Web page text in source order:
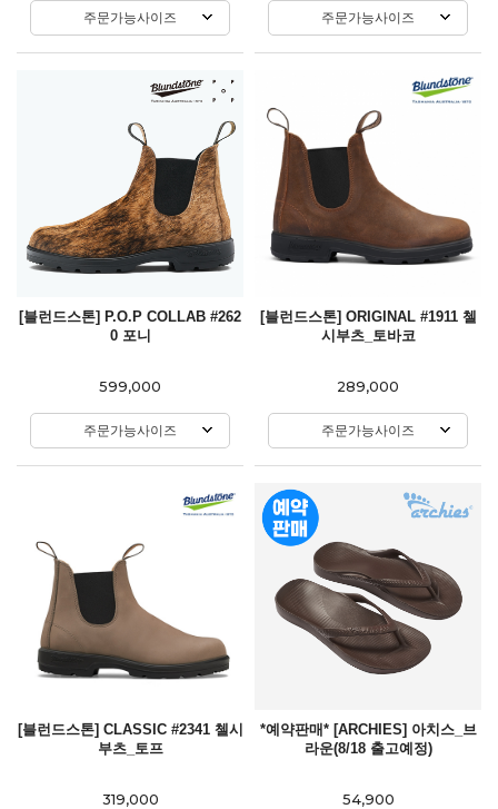
주문가능사이즈 주문가능사이즈
[블런드스톤] P.O.P COLLAB #262
0 포니
599,000
주문가능사이즈
[블런드스톤] ORIGINAL #1911 첼
시부츠_토바코
289,000
주문가능사이즈
[블런드스톤] CLASSIC #2341 첼시
부츠_토프
319,000
*예약판매* [ARCHIES] 아치스_브
라운(8/18 출고예정)
54,900